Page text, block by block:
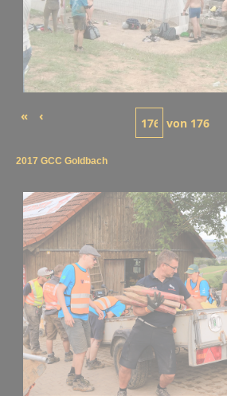
« ‹ von 176
2017 GCC Goldbach